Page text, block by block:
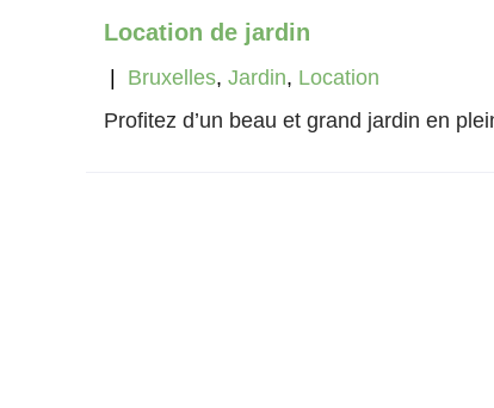
Location de jardin
Bruxelles, Jardin, Location
Profitez d’un beau et grand jardin en